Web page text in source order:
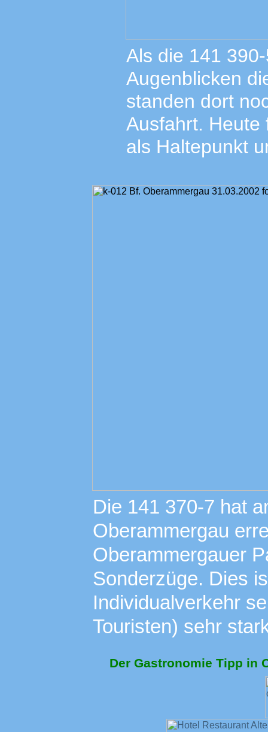
Als die 141
Augenblicken
standen dort
Ausfahrt. Heute
als Haltepunkt
Die 141 370-7 hat
Oberammergau
Oberammergauer
Sonderzüge. Dies
Individualverkehr
Touristen) sehr
Der Gastronomie Tipp in